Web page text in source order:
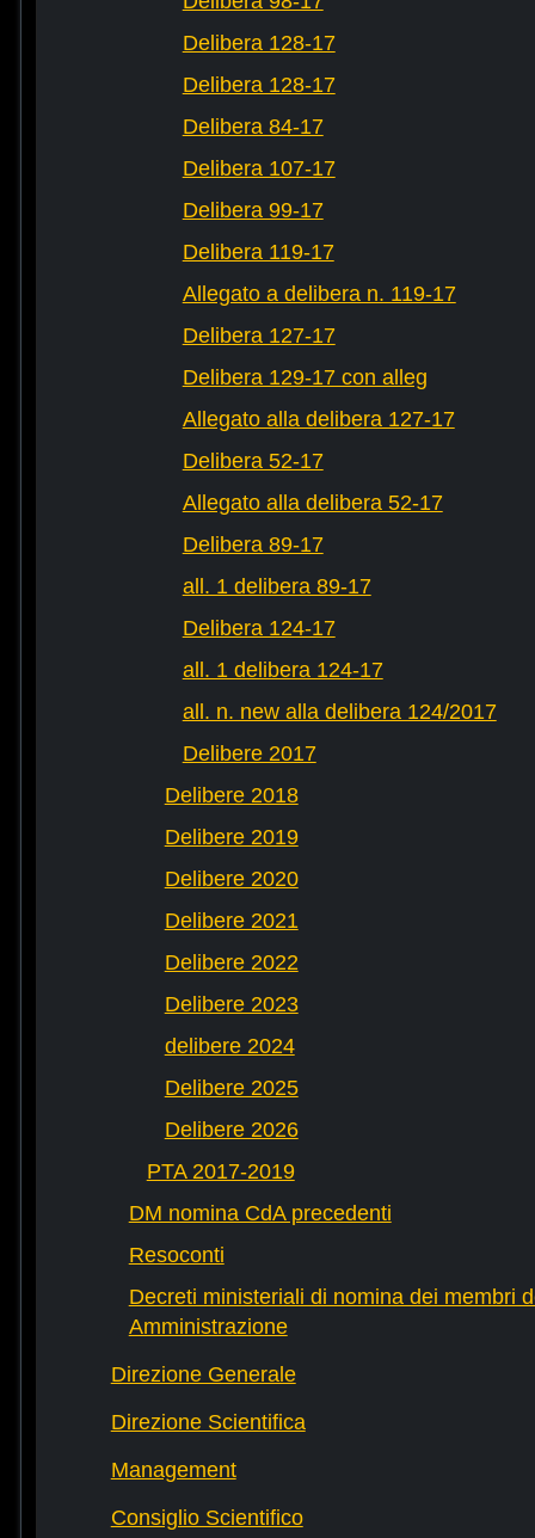
Delibera 128-17
Delibera 128-17
Delibera 84-17
Delibera 107-17
Delibera 99-17
Delibera 119-17
Allegato a delibera n. 119-17
Delibera 127-17
Delibera 129-17 con alleg
Allegato alla delibera 127-17
Delibera 52-17
Allegato alla delibera 52-17
Delibera 89-17
all. 1 delibera 89-17
Delibera 124-17
all. 1 delibera 124-17
all. n. new alla delibera 124/2017
Delibere 2017
Delibere 2018
Delibere 2019
Delibere 2020
Delibere 2021
Delibere 2022
Delibere 2023
delibere 2024
Delibere 2025
Delibere 2026
PTA 2017-2019
DM nomina CdA precedenti
Resoconti
Decreti ministeriali di nomina dei membri
Amministrazione
Direzione Generale
Direzione Scientifica
Management
Consiglio Scientifico